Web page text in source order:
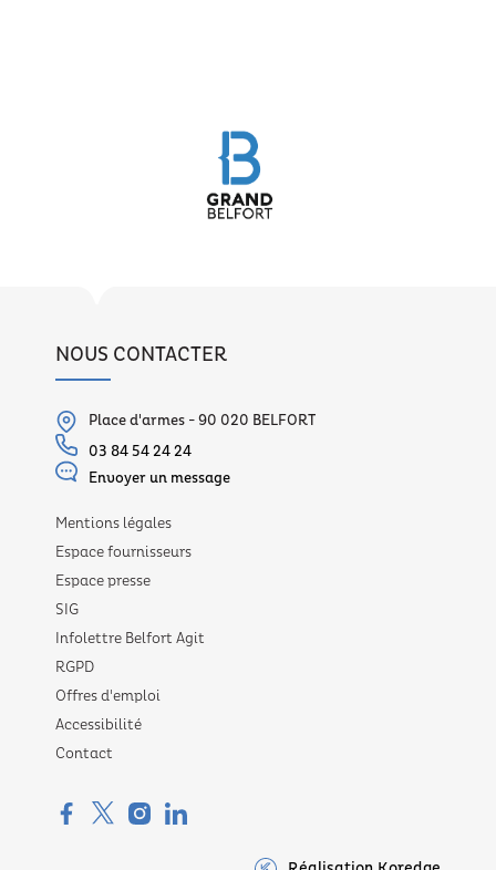
NOUS CONTACTER
Place d'armes - 90 020 BELFORT
03 84 54 24 24
Envoyer un message
Mentions légales
Espace fournisseurs
Espace presse
SIG
Infolettre Belfort Agit
RGPD
Offres d'emploi
Accessibilité
Contact